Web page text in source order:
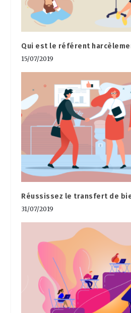
Qui est le référent
15/07/2019
Réussissez le transfert de
31/07/2019